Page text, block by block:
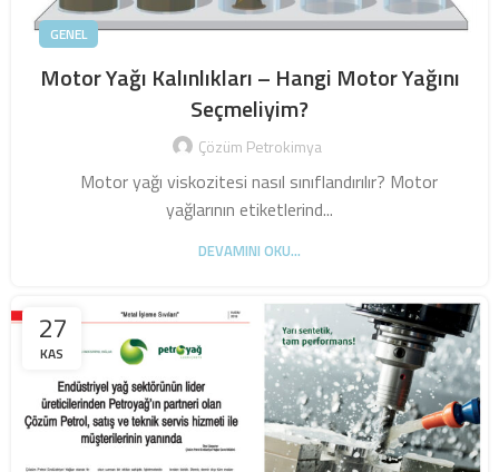
GENEL
Motor Yağı Kalınlıkları – Hangi Motor Yağını
Seçmeliyim?
Çözüm Petrokimya
Motor yağı viskozitesi nasıl sınıflandırılır? Motor
yağlarının etiketlerind...
DEVAMINI OKU...
27
KAS